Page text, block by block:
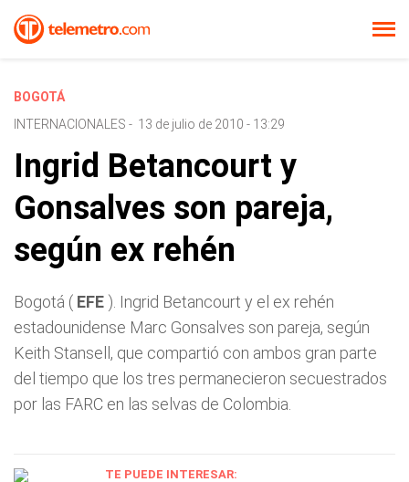
BOGOTÁ
INTERNACIONALES - 13 de julio de 2010 - 13:29
Ingrid Betancourt y
Gonsalves son pareja,
según ex rehén
Bogotá ( EFE ). Ingrid Betancourt y el ex rehén
estadounidense Marc Gonsalves son pareja, según
Keith Stansell, que compartió con ambos gran parte
del tiempo que los tres permanecieron secuestrados
por las FARC en las selvas de Colombia.
TE PUEDE INTERESAR: